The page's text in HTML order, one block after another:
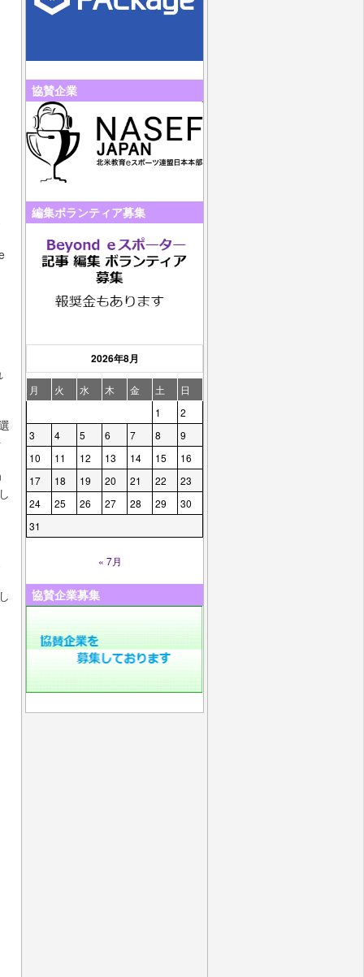
協賛企業
編集ボランティア募集
2026年8月
月 火 水 木 金 土
日
1
2
3
4 5 6 7 8
9
10
11 12 13 14 15
16
17
18 19 20 21 22
23
24
25 26 27 28 29
30
31
« 7月
協賛企業募集